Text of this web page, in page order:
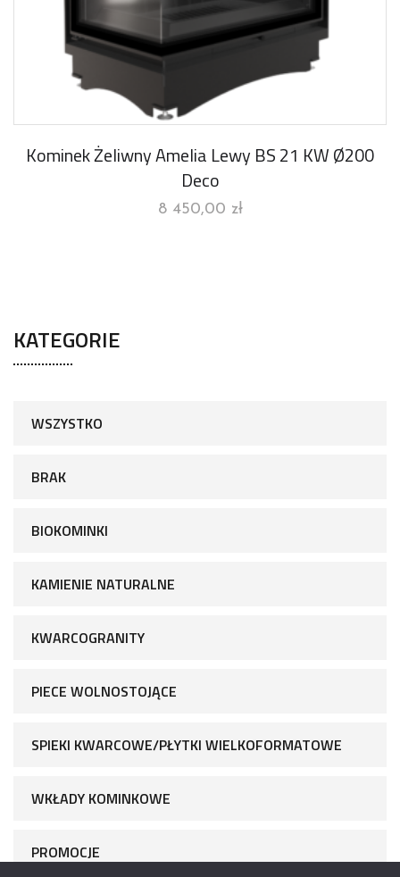
Kominek Żeliwny Amelia Lewy BS 21 KW Ø200
Deco
8 450,00 zł
KATEGORIE
WSZYSTKO
BRAK
BIOKOMINKI
KAMIENIE NATURALNE
KWARCOGRANITY
PIECE WOLNOSTOJĄCE
SPIEKI KWARCOWE/PŁYTKI WIELKOFORMATOWE
WKŁADY KOMINKOWE
PROMOCJE